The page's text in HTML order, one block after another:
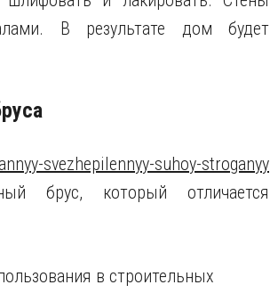
В результате дом будет
svezhepilennyy-suhoy-stroganyy
брус, который отличается
в строительных